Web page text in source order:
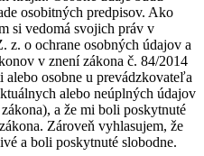
osobitných predpisov. Ako
si vedomá svojich práv v
z. o ochrane osobných údajov a
v znení zákona č. 84/2014
alebo osobne u prevádzkovateľa
alebo neúplných údajov
a že mi boli poskytnuté
Zároveň vyhlasujem, že
a boli poskytnuté slobodne.